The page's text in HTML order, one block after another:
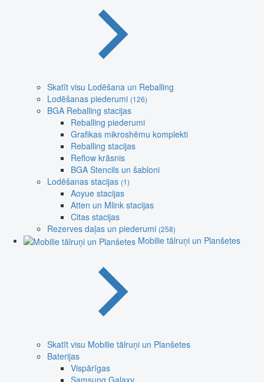
Skatīt visu Lodēšana un Reballing
Lodēšanas piederumi (126)
BGA Reballing stacijas
Reballing piederumi
Grafikas mikroshēmu komplekti
Reballing stacijas
Reflow krāsnis
BGA Stencils un šabloni
Lodēšanas stacijas (1)
Aoyue stacijas
Atten un Mlink stacijas
Citas stacijas
Rezerves daļas un piederumi (258)
Mobilie tālruņi un Planšetes
Skatīt visu Mobilie tālruņi un Planšetes
Baterijas
Vispārīgas
Samsung Galaxy